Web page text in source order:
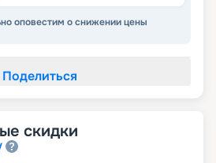
оповестим о снижении цены
Поделиться
скидки